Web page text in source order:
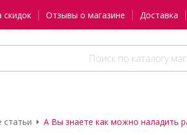
скидок Отзывы о магазине Доставка
статьи А Вы знаете как можно наладить